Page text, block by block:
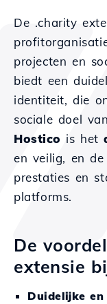
De .charity
projecten en
biedt een
identiteit, die
sociale doel
Hostico is het
en veilig, en de
prestaties en
platforms.
De
extensie
Duidelijke